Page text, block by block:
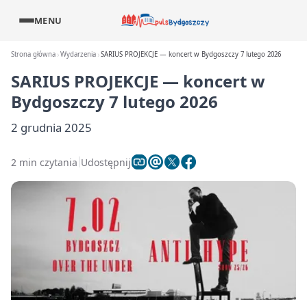
MENU
Strona główna Wydarzenia SARIUS PROJEKCJE — koncert w Bydgoszczy 7 lutego 2026
SARIUS PROJEKCJE — koncert w
Bydgoszczy 7 lutego 2026
2 grudnia 2025
2 min czytania Udostępnij